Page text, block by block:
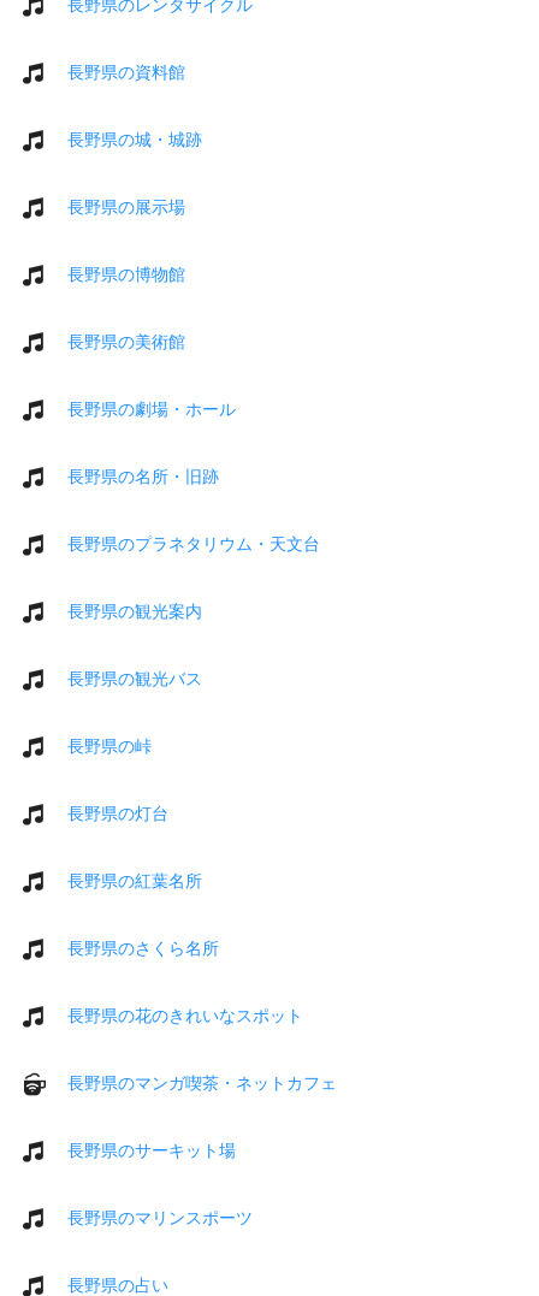
長野県のレンタサイクル
長野県の資料館
長野県の城・城跡
長野県の展示場
長野県の博物館
長野県の美術館
長野県の劇場・ホール
長野県の名所・旧跡
長野県のプラネタリウム・天文台
長野県の観光案内
長野県の観光バス
長野県の峠
長野県の灯台
長野県の紅葉名所
長野県のさくら名所
長野県の花のきれいなスポット
長野県のマンガ喫茶・ネットカフェ
長野県のサーキット場
長野県のマリンスポーツ
長野県の占い